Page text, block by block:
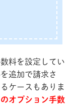
料を設定してい
追加で請求さ
ケースもありま
オプション手数